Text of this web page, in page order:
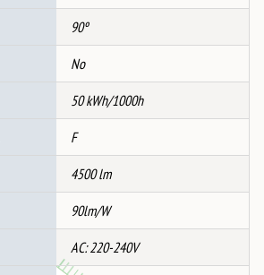
90º
No
50 kWh/1000h
F
4500 lm
90lm/W
AC: 220-240V